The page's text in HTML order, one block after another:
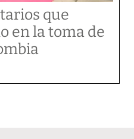
que
en la toma de